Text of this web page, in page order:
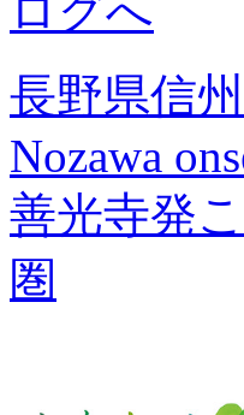
長野県信
Nozawa
善光寺発
圏